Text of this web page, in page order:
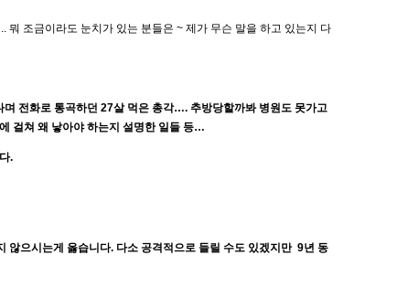
조금이라도 눈치가 있는 분들은 ~ 제가 무슨 말을 하고 있는지 다
전화로 통곡하던 27살 먹은 총각…. 추방당할까봐 병원도 못가고
걸쳐 왜 낳아야 하는지 설명한 일들 등…
.
않으시는게 옳습니다. 다소 공격적으로 들릴 수도 있겠지만 9년 동